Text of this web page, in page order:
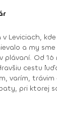
v Leviciach,
a my
plávaní. Od
cestu
varím,
stretnete aj tu na Fitshakeri
kondičný tréner VK Palas Levice -